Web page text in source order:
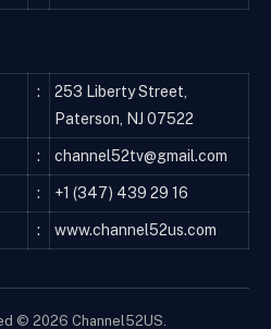
:
253 Liberty Street,
Paterson, NJ 07522
: channel52tv@gmail.com
: +1 (347) 439 29 16
: www.channel52us.com
© 2026 Channel52US.